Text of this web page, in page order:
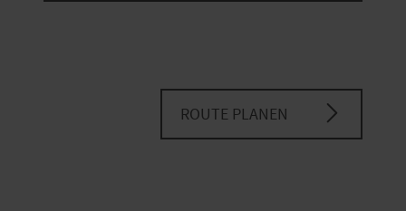
ROUTE PLANEN